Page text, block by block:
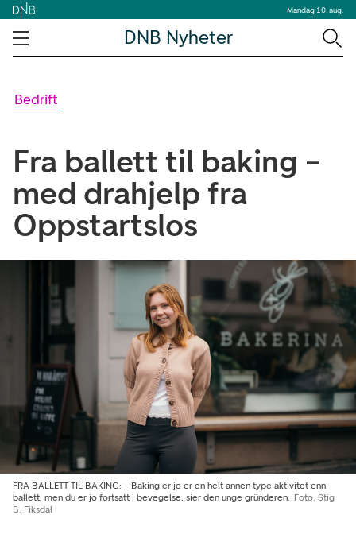
Mandag 10. aug.
DNB Nyheter
Bedrift
Fra ballett til baking –
med drahjelp fra
Oppstartslos
FRA BALLETT TIL BAKING: – Baking er jo er en helt annen type aktivitet enn
ballett, men du er jo fortsatt i bevegelse, sier den unge gründeren.
Foto: Stig
B. Fiksdal